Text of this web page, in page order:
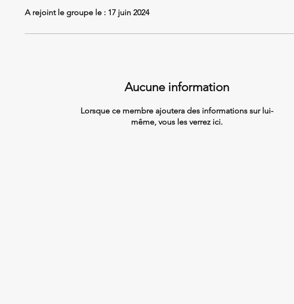
A rejoint le groupe le : 17 juin 2024
Aucune information
Lorsque ce membre ajoutera des informations sur lui-
même, vous les verrez ici.